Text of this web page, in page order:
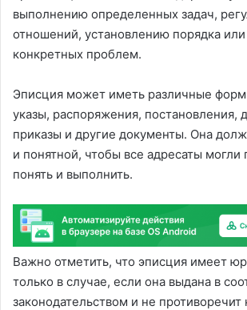
выполнению определенных задач,
отношений, установлению порядка
конкретных проблем.
Эписция может иметь различные
указы, распоряжения, постановления,
приказы и другие документы. Она
и понятной, чтобы все адресаты могли
понять и выполнить.
Важно отметить, что эписция имеет
только в случае, если она выдана в
законодательством и не противоречит